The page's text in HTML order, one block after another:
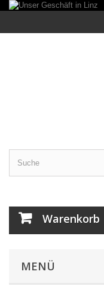
Warenkorb
MENÜ